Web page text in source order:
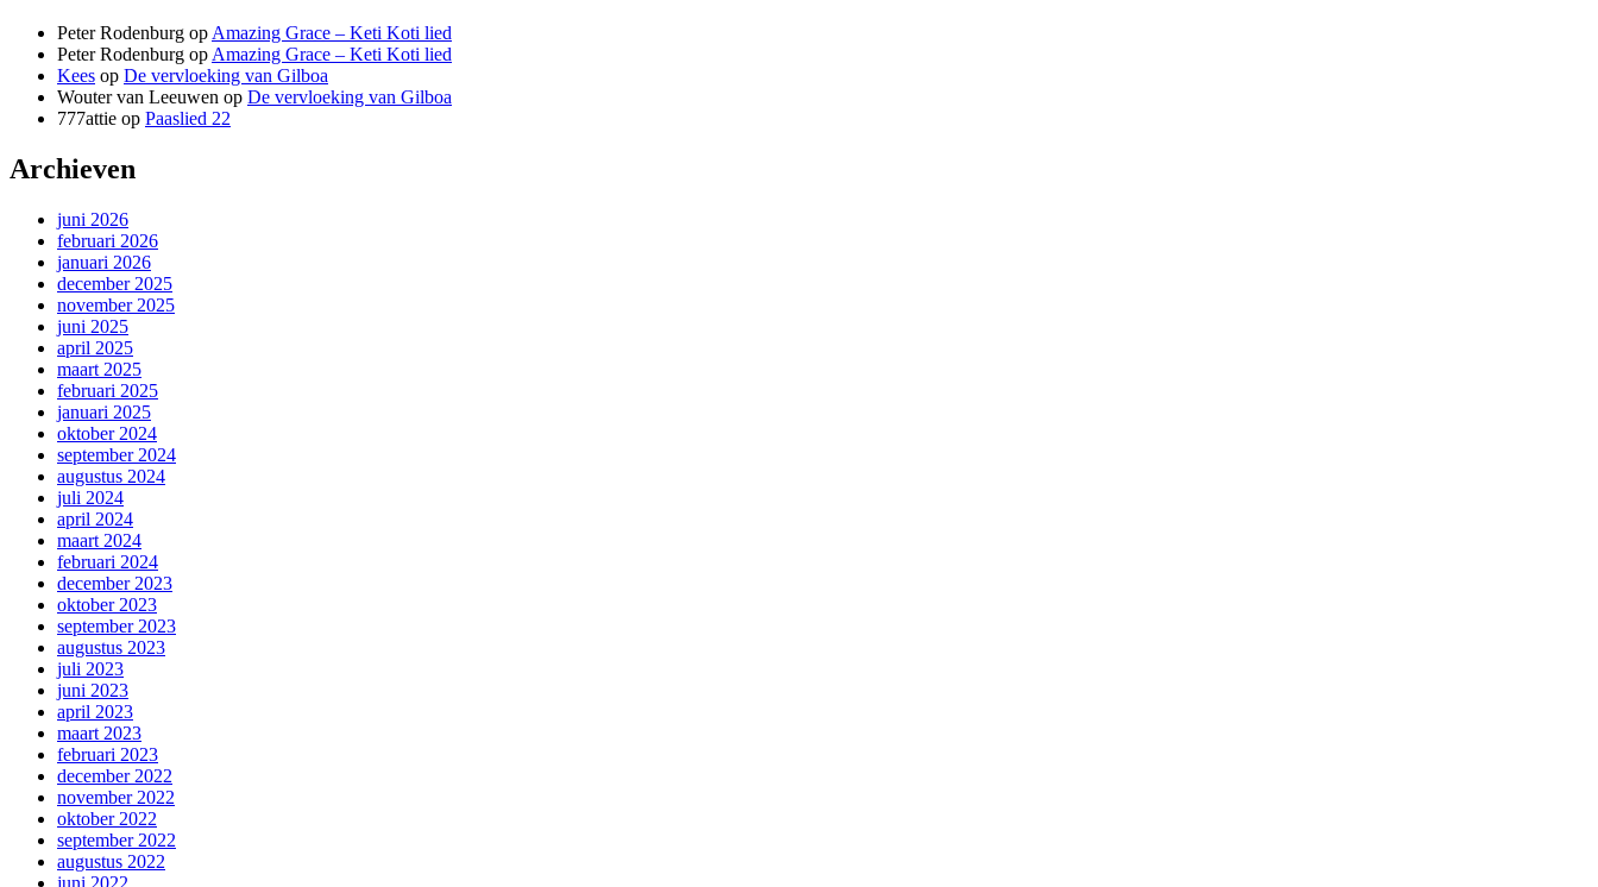
Peter Rodenburg opAmazing Grace – Keti Koti lied
Peter Rodenburg opAmazing Grace – Keti Koti lied
Kees op De vervloeking van Gilboa
Wouter van Leeuwen op De vervloeking van Gilboa
777attie op Paaslied 22
Archieven
juni 2026
februari 2026
januari 2026
december 2025
november 2025
juni 2025
april 2025
maart 2025
februari 2025
januari 2025
oktober 2024
september 2024
augustus 2024
juli 2024
april 2024
maart 2024
februari 2024
december 2023
oktober 2023
september 2023
augustus 2023
juli 2023
juni 2023
april 2023
maart 2023
februari 2023
december 2022
november 2022
oktober 2022
september 2022
augustus 2022